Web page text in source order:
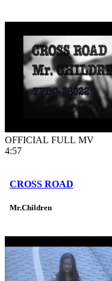
OFFICIAL FULL MV
4:57
CROSS ROAD
Mr.Children